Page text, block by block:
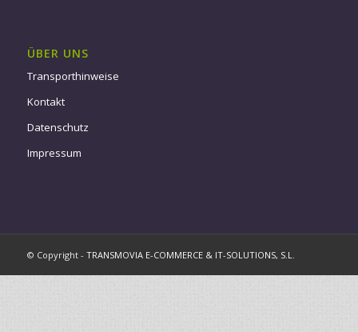
ÜBER UNS
Transporthinweise
Kontakt
Datenschutz
Impressum
© Copyright - TRANSMOVIA E-COMMERCE & IT-SOLUTIONS, S.L.